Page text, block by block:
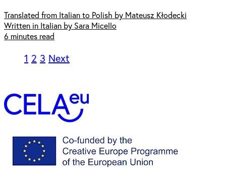
Translated from Italian to Polish by Mateusz Kłodecki
Written in Italian by Sara Micello
6 minutes read
1 2 3 Next